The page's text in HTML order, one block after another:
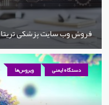
فروش وب سایت پزشکی تریتا
دستگاه ایمنی ویروس‌ها